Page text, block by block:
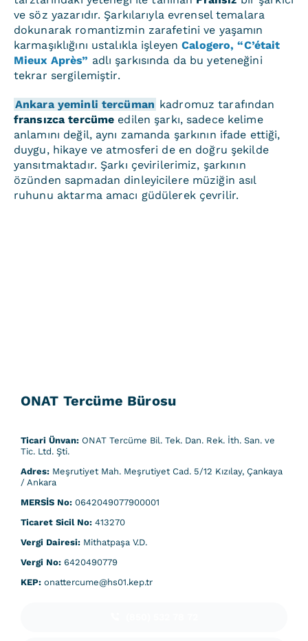
ve söz yazarıdır. Şarkılarıyla evrensel temalara
dokunarak romantizmin zarafetini ve yaşamın
karmaşıklığını ustalıkla işleyenCalogero, “C’était
Mieux Après” adlı şarkısında da bu yeteneğini
tekrar sergilemiştir.
Ankara yeminli tercüman kadromuz tarafından
fransızca tercüme edilen şarkı, sadece kelime
anlamını değil, aynı zamanda şarkının ifade ettiği,
duygu, hikaye ve atmosferi de en doğru şekilde
yansıtmaktadır. Şarkı çevirilerimiz, şarkının
özünden sapmadan dinleyicilere müziğin asıl
ruhunu aktarma amacı güdülerek çevrilir.
ONAT Tercüme Bürosu
Ticari Ünvan:ONAT Tercüme Bil. Tek. Dan. Rek. İth. San. ve
Tic. Ltd. Şti.
Adres:Meşrutiyet Mah. Meşrutiyet Cad. 5/12 Kızılay, Çankaya
/ Ankara
MERSİS No:0642049077900001
Ticaret Sicil No:413270
Vergi Dairesi:Mithatpaşa V.D.
Vergi No:6420490779
KEP:onattercume@hs01.kep.tr